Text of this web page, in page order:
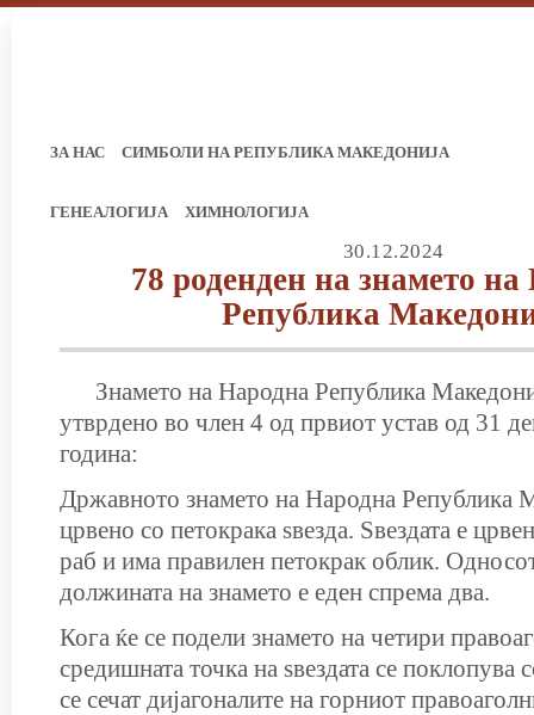
ЗА НАС СИМБОЛИ НА РЕПУБЛИКА МАКЕДОНИЈА
ГЕНЕАЛОГИЈА ХИМНОЛОГИЈА
30.12.2024
78 роденден на знамето
Република
Знамето на Народна Република
утврдено во член 4 од првиот устав од 31
година:
Државното знамето на Народна Република
црвено со петокрака ѕвезда. Ѕвездата е
раб и има правилен петокрак облик.
должината на знамето е еден спрема два.
Кога ќе се подели знамето на четири
средишната точка на ѕвездата се поклопува
се сечат дијагоналите на горниот